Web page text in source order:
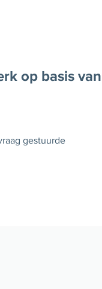
op basis van
gestuurde